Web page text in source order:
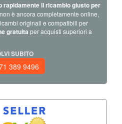
rapidamente il ricambio giusto per
è ancora completamente online,
originali e compatibili per
gratuita per acquisti superiori a
SUBITO
389 9496